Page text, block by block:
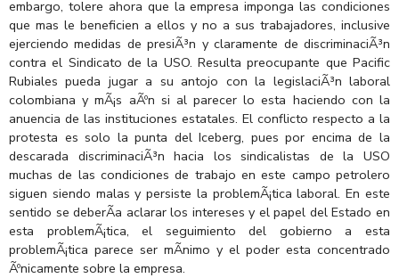
embargo, tolere ahora que la empresa imponga las condiciones
que mas le beneficien a ellos y no a sus trabajadores, inclusive
ejerciendo medidas de presiÃ³n y claramente de discriminaciÃ³n
contra el Sindicato de la USO. Resulta preocupante que Pacific
Rubiales pueda jugar a su antojo con la legislaciÃ³n laboral
colombiana y mÃ¡s aÃºn si al parecer lo esta haciendo con la
anuencia de las instituciones estatales. El conflicto respecto a la
protesta es solo la punta del Iceberg, pues por encima de la
descarada discriminaciÃ³n hacia los sindicalistas de la USO
muchas de las condiciones de trabajo en este campo petrolero
siguen siendo malas y persiste la problemÃ¡tica laboral. En este
sentido se deberÃ­a aclarar los intereses y el papel del Estado en
esta problemÃ¡tica, el seguimiento del gobierno a esta
problemÃ¡tica parece ser mÃ­nimo y el poder esta concentrado
Ãºnicamente sobre la empresa.